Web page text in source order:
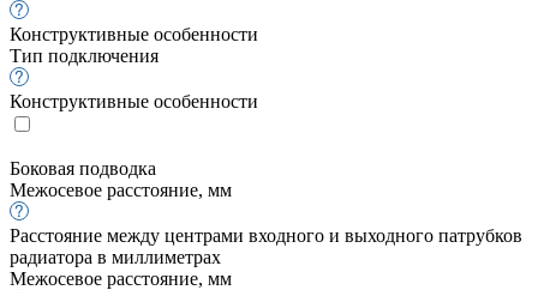
Конструктивные особенности
Тип подключения
Конструктивные особенности
Боковая подводка
Межосевое расстояние, мм
Расстояние между центрами входного и выходного патрубков
радиатора в миллиметрах
Межосевое расстояние, мм